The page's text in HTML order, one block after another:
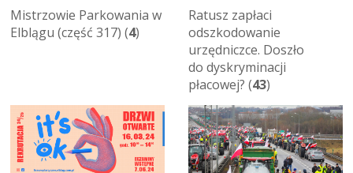
Mistrzowie Parkowania w
Elblągu (część 317) (4)
Ratusz zapłaci
odszkodowanie
urzędniczce. Doszło
do dyskryminacji
płacowej? (43)